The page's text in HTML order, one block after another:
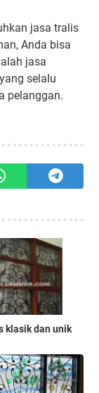
jasa tralis
Anda bisa
jasa
selalu
pelanggan.
klasik dan unik